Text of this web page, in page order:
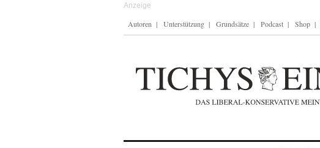
Autoren Unterstützung Grundsätze Podcast Shop